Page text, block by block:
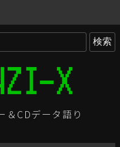
＆CDデータ語り